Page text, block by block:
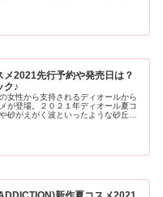
コスメの気になる予約日や通販情報
メ2021先行予約や発売日は？
ク♪
女性から支持されるディオールから
が登場。２０２１年ディオール夏コ
砂がえがく波といったような砂丘の